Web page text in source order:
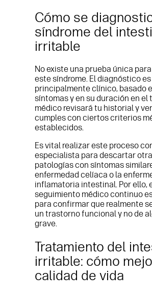
Cómo se
síndrome del
irritable
No existe una prueba única
este síndrome. El diagnóstico es
principalmente clínico, basado
síntomas y en su duración en el
médico revisará tu historial y
cumples con ciertos criterios
establecidos.
Es vital realizar este proceso
especialista para descartar
patologías con síntomas
enfermedad celíaca o la
inflamatoria intestinal. Por ello,
seguimiento médico continuo
para confirmar que realmente
un trastorno funcional y no de
grave.
Tratamiento del
irritable: cómo
calidad de vida